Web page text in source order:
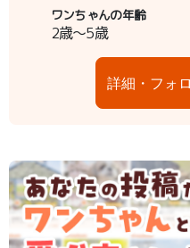
ワンちゃんの年齢
2歳～5歳
詳細・フォ